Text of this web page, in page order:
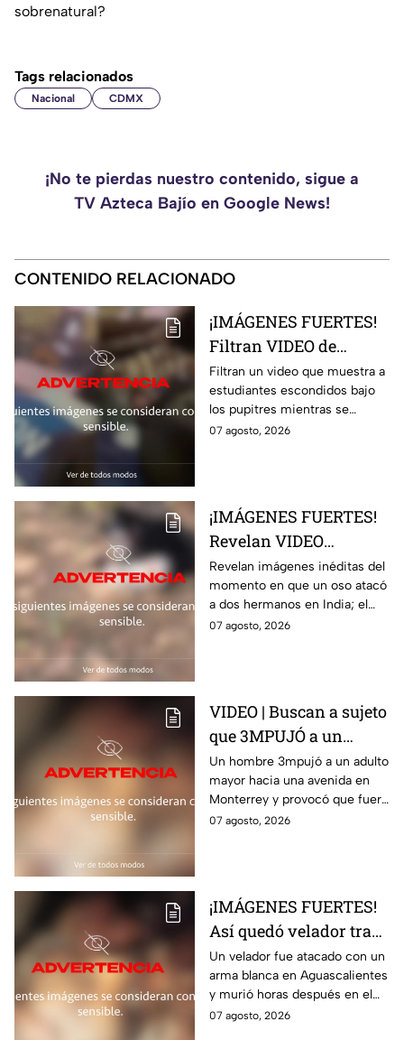
sobrenatural?
Tags relacionados
Nacional CDMX
¡No te pierdas nuestro contenido, sigue a
TV Azteca Bajío en Google News!
CONTENIDO RELACIONADO
¡IMÁGENES FUERTES!
Filtran VIDEO de
estudiantes escondidos
durante t1rot3o en
escuela de Tailandia
Filtran un video que muestra a
estudiantes escondidos bajo
los pupitres mientras se
escuchaban disparos durante
07 agosto, 2026
¡IMÁGENES FUERTES!
Revelan VIDEO
INÉDITO del momento
en que un oso m4tó a
dos hermanos
Revelan imágenes inéditas del
momento en que un oso atacó
a dos hermanos en India; el
brutal hecho dejó dos
07 agosto, 2026
VIDEO | Buscan a sujeto
que 3MPUJÓ a un
abuelito hacia la
avenida y provocó que
fuera 4rroll4do
Un hombre 3mpujó a un adulto
mayor hacia una avenida en
Monterrey y provocó que fuera
4rroll4do; el momento quedó
07 agosto, 2026
¡IMÁGENES FUERTES!
Así quedó velador tras
brutal at4que; mur1ó
horas después
Un velador fue atacado con un
arma blanca en Aguascalientes
y murió horas después en el
hospital; la Fiscalía investiga el
07 agosto, 2026